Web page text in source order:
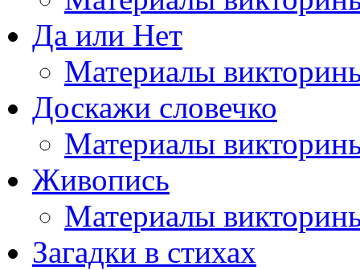
Да или Нет
Материалы
Доскажи словечко
Материалы
Живопись
Материалы
Загадки в стихах